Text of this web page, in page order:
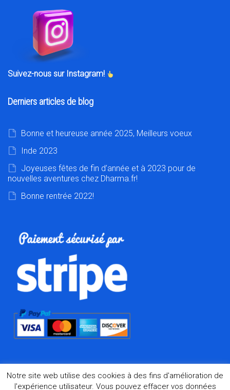
Suivez-nous sur Instagram!
Derniers articles de blog
Bonne et heureuse année 2025, Meilleurs voeux
Inde 2023
Joyeuses fêtes de fin d’année et à 2023 pour de
nouvelles aventures chez Dharma.fr!
Bonne rentrée 2022!
Notre site web utilise des cookies à des fins d'amélioration de
l'expérience utilisateur. Vous pouvez effacer vos données